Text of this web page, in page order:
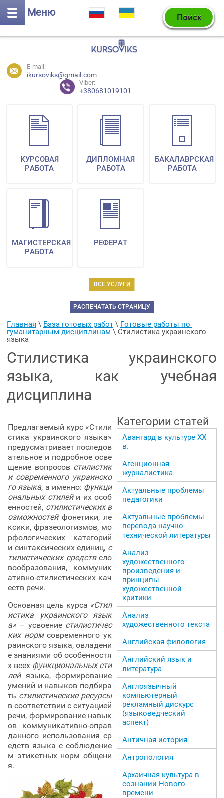
Меню
E-mail:
ikursoviks@gmail.com
Viber:
+380681019101
ВСЕ УСЛУГИ
КУРСОВАЯ
РАБОТА
ДИПЛОМНАЯ
РАБОТА
БАКАЛАВРСКАЯ
РАБОТА
МАГИСТЕРСКАЯ
РАБОТА
РЕФЕРАТ
РАСПЕЧАТАТЬ СТРАНИЦУ
Главная \ База готовых работ \ Готовые работы по
гуманитарным дисциплинам \ Стилистика украинского
языка
Стилистика украинского
языка, как учебная
дисциплина
Предлагаемый курс «Стили
стика украинского языка»
предусматривает последов
ательное и подробное осве
щение вопросов стилистик
и современного украинско
го языка, а именно: функци
ональных стилейи их особ
енностей, стилистических в
озможностейфонетики, ле
ксики, фразеологизмов, мо
рфологических категорий
и синтаксических единиц, с
тилистических средствсло
вообразования, коммуник
ативно-стилистических кач
еств речи.
Основная цель курса «Стил
истика украинского язык
а» – усвоение стилистичес
ких нормсовременного ук
раинского языка, овладени
е знаниями об особенностя
х всех функциональных сти
лейязыка, формирование
умений и навыков подбира
ть стилистические ресурсы
в соответствии с ситуацией
речи, формирование навык
ов коммуникативно-оправ
данного использования ср
едств языка с соблюдение
м этикетных норм общени
я.
Категории статей
Авангард в культуре ХХ
в.
Агенционная
журналистика
Актуальные проблемы
педагогики
Актуальные проблемы
перевода научно-
технической литературы
Анализ
художественного
произведения и
принципы
художественной
критики
Анализ
художественного текста
Английская филология
Английский язык и
литература
Англоязычный
компьютерный
рекламный дискурс
(языковедческий
аспект)
Античная история
Антропология
Архаичная культура в
сознании Нового
времени